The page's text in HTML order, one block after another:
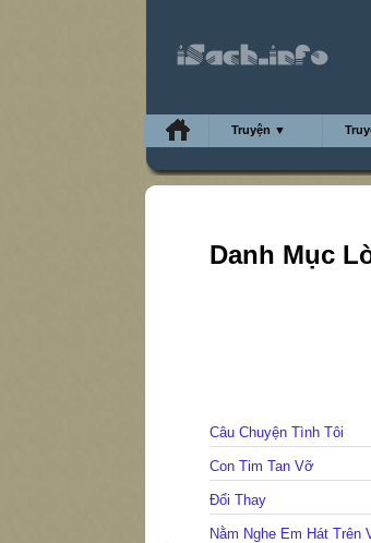
Truyện ▼
Danh Mục
Câu Chuyện Tình Tôi
Con Tim Tan Vỡ
Đổi Thay
Nằm Nghe Em Hát Trên